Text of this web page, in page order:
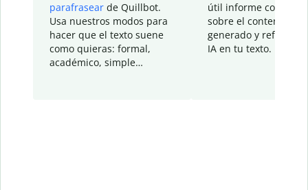
parafrasear de Quillbot.
Usa nuestros modos para
hacer que el texto suene
como quieras: formal,
académico, simple…
útil informe con
sobre el contenido
generado y refinado
IA en tu texto.